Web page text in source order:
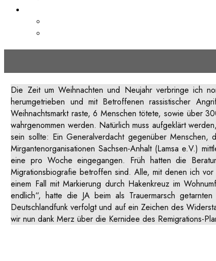
Die Zeit um Weihnachten und Neujahr verbringe ich
herumgetrieben und mit Betroffenen rassistischer
Weihnachtsmarkt raste, 6 Menschen tötete, sowie über
wahrgenommen werden. Natürlich muss aufgeklärt
sein sollte: Ein Generalverdacht gegenüber Menschen,
Mirgantenorganisationen Sachsen-Anhalt (Lamsa e.V.)
eine pro Woche eingegangen. Früh hatten die
Migrationsbiografie betroffen sind. Alle, mit denen ich
einem Fall mit Markierung durch Hakenkreuz im
endlich“, hatte die JA beim als Trauermarsch
Deutschlandfunk verfolgt und auf ein Zeichen des
wir nun dank Merz über die Kernidee des Remigrations-